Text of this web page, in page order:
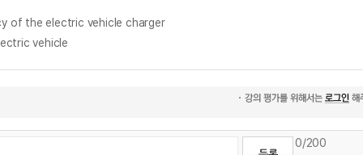
of the electric vehicle charger
vehicle
0/200